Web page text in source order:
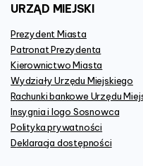
URZĄD MIEJSKI
Prezydent Miasta
Patronat Prezydenta
Kierownictwo Miasta
Wydziały Urzędu Miejskiego
Rachunki bankowe Urzędu
Insygnia i logo Sosnowca
Polityka prywatności
Deklaracja dostępności